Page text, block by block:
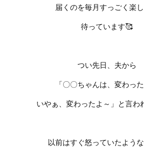
届くのを毎月すっごく楽
待っています🥰
つい先日、夫から
「〇〇ちゃんは、変わっ
いやぁ、変わったよ～」と言わ
以前はすぐ怒っていたような